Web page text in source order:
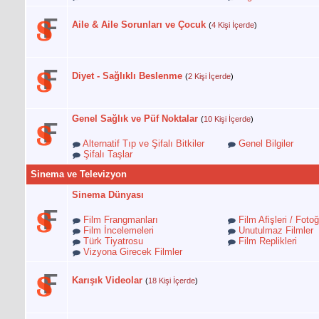
Aile & Aile Sorunları ve Çocuk (4 Kişi İçerde)
Diyet - Sağlıklı Beslenme (2 Kişi İçerde)
Genel Sağlık ve Püf Noktalar (10 Kişi İçerde)
Alternatif Tıp ve Şifalı Bitkiler
Genel Bilgiler
Şifalı Taşlar
Sinema ve Televizyon
Sinema Dünyası
Film Frangmanları
Film Afişleri /
Film İncelemeleri
Unutulmaz Filmler
Türk Tiyatrosu
Film Replikleri
Vizyona Girecek Filmler
Karışık Videolar (18 Kişi İçerde)